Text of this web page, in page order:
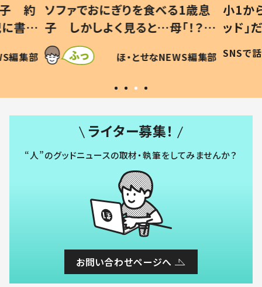
歳息
？」
編集部
小1から不登校、息子は「ギフテ
ッド」だった 父が“ウチ給食”を
作り続ける理由とは #令和の親
#令和の子
SNSで話題 ほ・とせなNEWS編集部
ひ孫
が、抱
「涙
い」
ライター募集！
“人”のグッドニュースの取材・執筆をしてみませんか？
お問い合わせページへ